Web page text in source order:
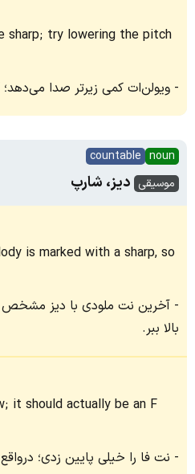
sharp; try lowering the pitch
ویولن‌ات کمی زیرتر صدا می‌دهد؛
noun
countable
موسیقی دیز، شارپ
is marked with a sharp, so
آخرین نت ملودی با دیز
بالا ببر.
it should actually be an F
نت فا را خیلی پایین زدی؛